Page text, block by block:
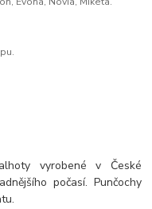
vyrobené v České
počasí. Punčochy